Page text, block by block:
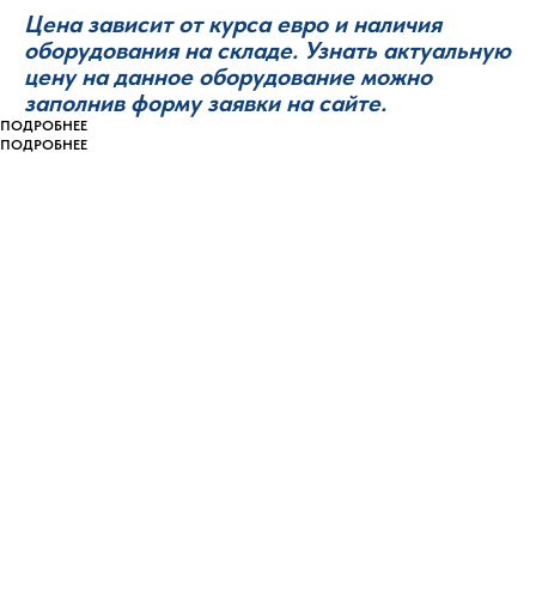
Цена зависит от курса евро и наличия
оборудования на складе. Узнать актуальную
цену на данное оборудование можно
заполнив форму заявки на сайте.
ПОДРОБНЕЕ
ПОДРОБНЕЕ